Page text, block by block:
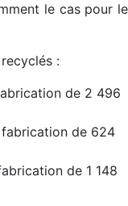
le cas pour le
:
de 2 496
de 624
de 1 148